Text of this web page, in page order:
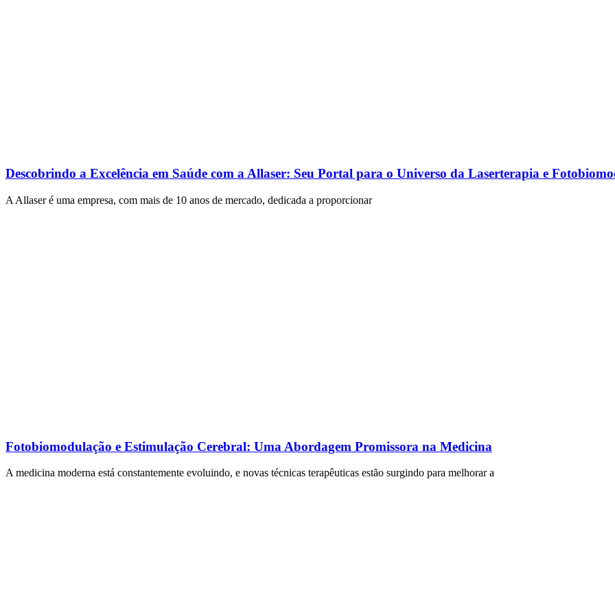
Descobrindo a Excelência em Saúde com a Allaser: Seu Portal para o Universo da Laserterapia e
A Allaser é uma empresa, com mais de 10 anos de mercado, dedicada a proporcionar
Fotobiomodulação e Estimulação Cerebral: Uma Abordagem Promissora na Medicina
A medicina moderna está constantemente evoluindo, e novas técnicas terapêuticas estão surgindo para melhorar a